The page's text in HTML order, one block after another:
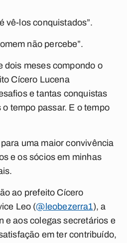
vê-los conquistados”.
não percebe”.
dois meses compondo o
Cícero Lucena
e tantas conquistas
tempo passar. E o tempo
uma maior convivência
e os sócios em minhas
ao prefeito Cícero
Leo (@leobezerra1), a
e aos colegas secretários e
em ter contribuído,